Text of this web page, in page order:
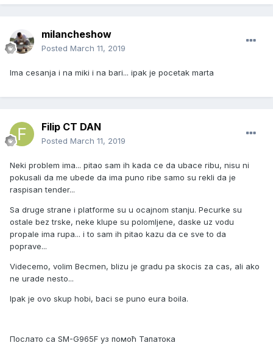
milancheshow
Posted March 11, 2019
Ima cesanja i na miki i na bari... ipak je pocetak marta
Filip CT DAN
Posted March 11, 2019
Neki problem ima... pitao sam ih kada ce da ubace ribu, nisu ni
pokusali da me ubede da ima puno ribe samo su rekli da je
raspisan tender...
Sa druge strane i platforme su u ocajnom stanju. Pecurke su
ostale bez trske, neke klupe su polomljene, daske uz vodu
propale ima rupa... i to sam ih pitao kazu da ce sve to da
poprave...
Videcemo, volim Becmen, blizu je gradu pa skocis za cas, ali ako
ne urade nesto...
Ipak je ovo skup hobi, baci se puno eura boila.
Послато са SM-G965F уз помоћ Тапатока